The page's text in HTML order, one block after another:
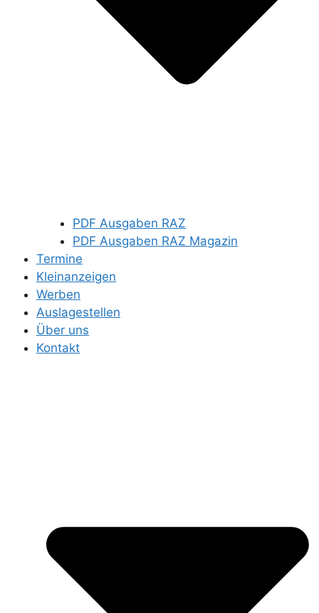
PDF Ausgaben RAZ
PDF Ausgaben RAZ Magazin
Termine
Kleinanzeigen
Werben
Auslagestellen
Über uns
Kontakt